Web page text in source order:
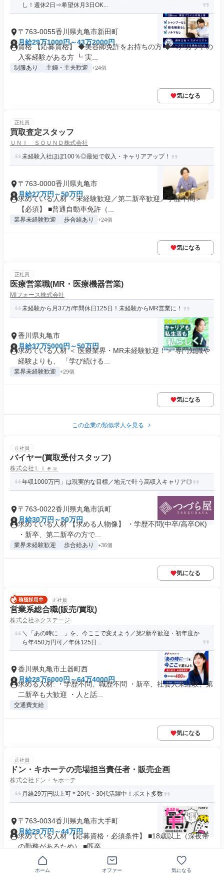
し！週休2日⇒希望休月3日OK...
〒763-0055香川県丸亀市新田町
月給29万1000円～43万2000円
資格 【応募資格】 ◆美容師免許をお持ちの方 ◆ヘアカットの
入客経験がある方 ┗ 実...
制服あり 主婦・主夫歓迎 +24個
気になる
正社員
買取査定スタッフ
ＵＮＩ ＳＯＵＮＤ株式会社
未経験入社ほぼ100％◎最短で収入・キャリアアップ！
〒763-0000香川県丸亀市
月給27万円～50万円
求めている人材 ＜未経験歓迎／第二新卒歓迎／学歴不問＞
【必須】 ■普通自動車免許（...
業界未経験歓迎 歩合給あり +24個
気になる
正社員
医療営業職(MR・医療機器営業)
MIフォース株式会社
未経験から月37万/年間休日125日！未経験からMR営業に！
香川県丸亀市
月給37万5000円～50万円
求めている人材 ＜ 医療業界・MR未経験歓迎！＞ 専門知識や
経験よりも、 「学び続ける...
業界未経験歓迎 +29個
気になる
この企業の類似求人を見る
正社員
バイヤー(買取受付スタッフ)
株式会社Ｌｉｅｕ
年収1000万円」は現実的な目標／地元で叶う高収入キャリア◎
〒763-0022香川県丸亀市浜町
月給30万円～50万円
求めている人材 【求める人物像】 ・学歴不問(中卒/高卒OK)
・新卒、第二新卒の方で...
業界未経験歓迎 歩合給あり +36個
気になる
正社員
営業系総合職(販売/買取)
株式会社ネクステージ
＼「あの時に…」を、今ここで変えよう／第2新卒歓迎・初年度か
ら年450万円可／年休125日...
香川県丸亀市土器町西
月給28万6000円～64万4000円
求める人材: ・学歴不問、職歴不問 ・新卒、社会人未経験、第
二新卒も大歓迎 ・人と話...
交通費支給
気になる
正社員
ドン・キホーテの売場担当責任者・販売企画
株式会社ドン・キホーテ
月給29万円以上可＊20代・30代活躍中！ポスト多数
〒763-0034香川県丸亀市大手町
月給29万円～44万円
求めている人材 【応募資格・必須条件】 ■18歳以上（深夜帯
の勤務があるため） ■既卒...
業界未経験歓迎
ホーム オファー 気になる